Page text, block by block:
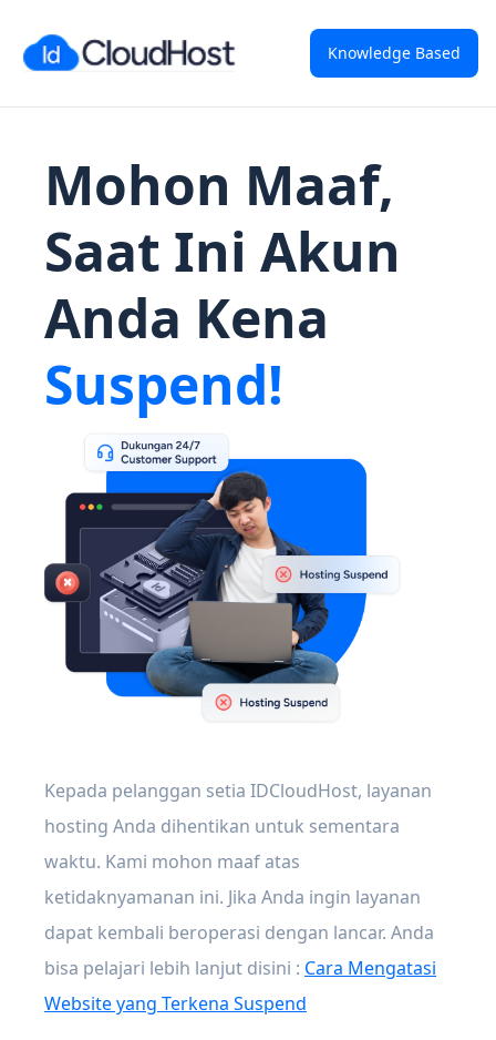
Knowledge Based
Mohon Maaf,
Saat Ini Akun
Anda Kena
Suspend!
Kepada pelanggan setia IDCloudHost, layanan
hosting Anda dihentikan untuk sementara
waktu. Kami mohon maaf atas
ketidaknyamanan ini. Jika Anda ingin layanan
dapat kembali beroperasi dengan lancar. Anda
bisa pelajari lebih lanjut disini : Cara Mengatasi
Website yang Terkena Suspend